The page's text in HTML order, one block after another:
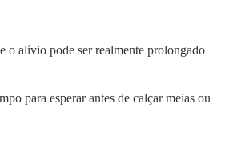
o alívio pode ser realmente prolongado
para esperar antes de calçar meias ou